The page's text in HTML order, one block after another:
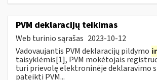
PVM deklaracijų teikimas
Web turinio sąrašas 2023-10-12
Vadovaujantis PVM deklaracijų pildymo ir
taisyklėmis[1], PVM mokėtojais
turi prievolę elektroninėje deklaravimo
pateikti PVM...